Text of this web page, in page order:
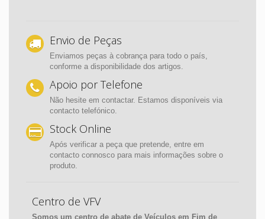
Envio de Peças
Enviamos peças à cobrança para todo o país,
conforme a disponibilidade dos artigos.
Apoio por Telefone
Não hesite em contactar. Estamos disponíveis via
contacto telefónico.
Stock Online
Após verificar a peça que pretende, entre em
contacto connosco para mais informações sobre o
produto.
Centro de VFV
Somos um centro de abate de Veículos em Fim de